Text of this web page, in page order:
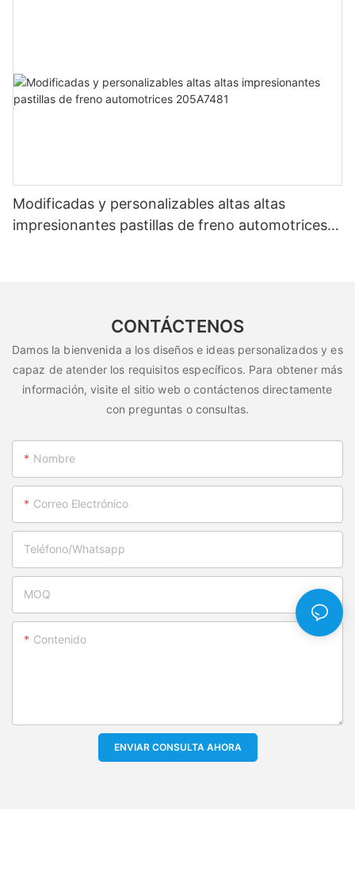
Modificadas y personalizables altas altas
impresionantes pastillas de freno automotrices
CONTÁCTENOS
Damos la bienvenida a los diseños e ideas personalizados y es
capaz de atender los requisitos específicos. Para obtener más
información, visite el sitio web o contáctenos directamente
con preguntas o consultas.
Nombre
Correo Electrónico
Teléfono/whatsapp
MOQ
Contenido
ENVIAR CONSULTA AHORA